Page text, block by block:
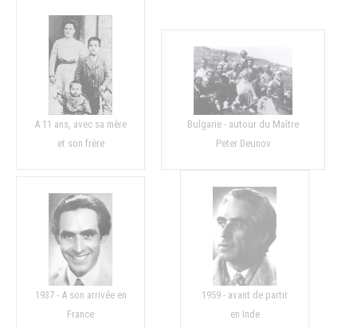
A 11 ans, avec sa mère
et son frère
Bulgarie - autour du Maître
Peter Deunov
1937 - A son arrivée en
France
1959 - avant de partir
en Inde